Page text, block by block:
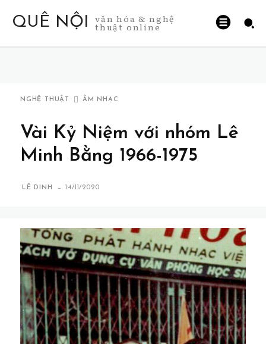
QUÊ NỘI văn hóa & nghệ
thuật online
NGHỆ THUẬT ÂM NHẠC
Vài Kỷ Niệm với nhóm Lê
Minh Bằng 1966-1975
LÊ DINH - 14/11/2020